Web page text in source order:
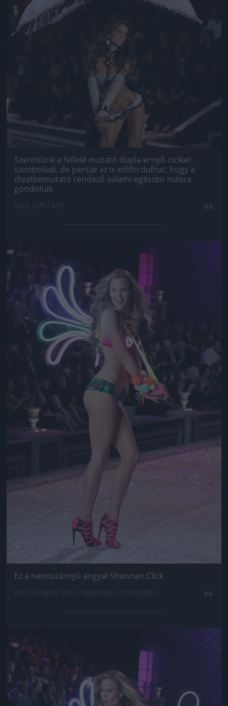
Szerintünk a felfelé mutató dupla ernyő ciciket
szimbolizál, de persze az is előfordulhat, hogy a
divatbemutató rendező valami egészen másra
gondoltak
Jön még kép!
Ez a neonszárnyú angyal Shannan Click